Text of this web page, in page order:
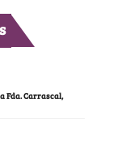
Fda. Carrascal,